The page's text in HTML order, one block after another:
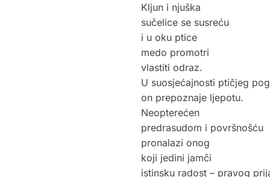
Kljun i njuška
sučelice se susreću
i u oku ptice
medo promotri
vlastiti odraz.
U suosjećajnosti ptičjeg
on prepoznaje ljepotu.
Neopterećen
predrasudom i površnošću
pronalazi onog
koji jedini jamči
istinsku radost – pravog